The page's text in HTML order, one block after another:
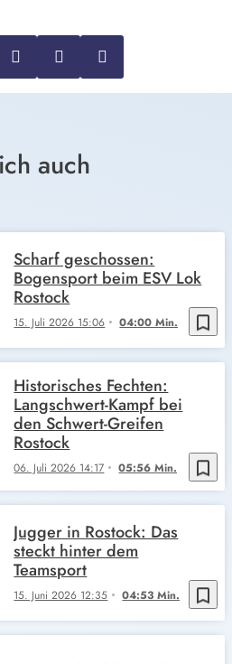
auch
bookmark_border
15. Juli 2026 15:06 04:00 Min.
Scharf geschossen:
Bogensport beim ESV Lok
Rostock
bookmark_border
06. Juli 2026 14:17 05:56 Min.
Historisches Fechten:
Langschwert-Kampf bei
den Schwert-Greifen
Rostock
bookmark_border
15. Juni 2026 12:35 04:53 Min.
Jugger in Rostock: Das
steckt hinter dem
Teamsport